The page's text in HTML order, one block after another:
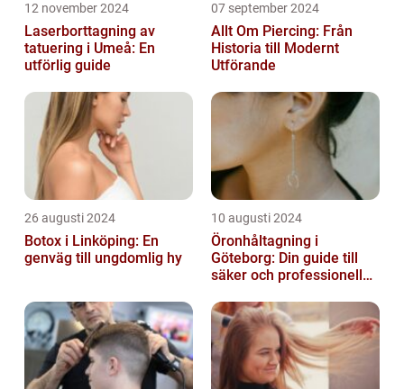
12 november 2024
Laserborttagning av
tatuering i Umeå: En
utförlig guide
07 september 2024
Allt Om Piercing: Från
Historia till Modernt
Utförande
26 augusti 2024
Botox i Linköping: En
genväg till ungdomlig hy
10 augusti 2024
Öronhåltagning i
Göteborg: Din guide till
säker och professionell